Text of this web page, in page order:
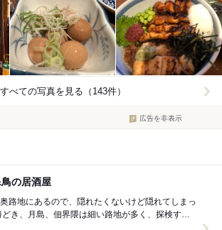
すべての写真を見る（143件）
広告を非表示
の居酒屋
路地にあるので、隠れたくないけど隠れてしまっ